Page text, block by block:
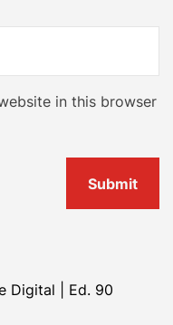
in this browser
Digital | Ed. 90